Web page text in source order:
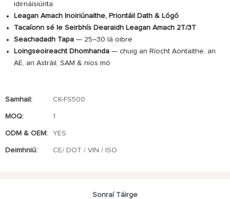
idirnáisiúnta
Leagan Amach Inoiriúnaithe, Priontáil Dath & Lógó
Tacaíonn sé le Seirbhís Dearaidh Leagan Amach 2T/3T
Seachadadh Tapa— 25–30 lá oibre
Loingseoireacht Dhomhanda— chuig an Ríocht Aontaithe, an
AE, an Astráil, SAM & níos mó
Samhail: CK-FS500
MOQ: 1
ODM & OEM: YES
Deimhniú: CE/ DOT / VIN / ISO
Sonraí Táirge